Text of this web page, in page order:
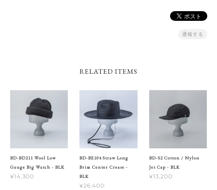
通報する
RELATED ITEMS
BD-BD211 Wool Low
Gauge Big Watch - BLK
¥14,300
BD-BE104 Straw Long
Brim Center Crease -
BLK
¥26,400
BD-S2 Cotton / Nylon
Jet Cap - BLK
¥13,200